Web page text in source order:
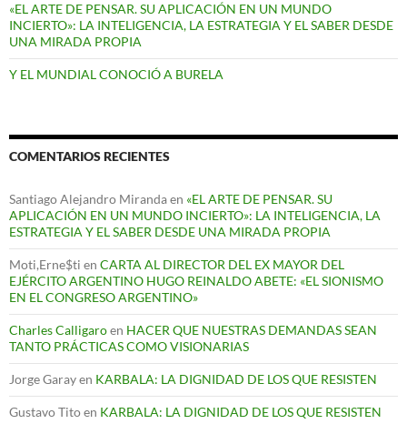
«EL ARTE DE PENSAR. SU APLICACIÓN EN UN MUNDO
INCIERTO»: LA INTELIGENCIA, LA ESTRATEGIA Y EL SABER DESDE
UNA MIRADA PROPIA
Y EL MUNDIAL CONOCIÓ A BURELA
COMENTARIOS RECIENTES
Santiago Alejandro Mirandaen «EL ARTE DE PENSAR. SU
APLICACIÓN EN UN MUNDO INCIERTO»: LA INTELIGENCIA, LA
ESTRATEGIA Y EL SABER DESDE UNA MIRADA PROPIA
Moti,Erne$ti en CARTA AL DIRECTOR DEL EX MAYOR DEL
EJÉRCITO ARGENTINO HUGO REINALDO ABETE: «EL SIONISMO
EN EL CONGRESO ARGENTINO»
Charles Calligaroen HACER QUE NUESTRAS DEMANDAS SEAN
TANTO PRÁCTICAS COMO VISIONARIAS
Jorge Garayen KARBALA: LA DIGNIDAD DE LOS QUE RESISTEN
Gustavo Titoen KARBALA: LA DIGNIDAD DE LOS QUE RESISTEN